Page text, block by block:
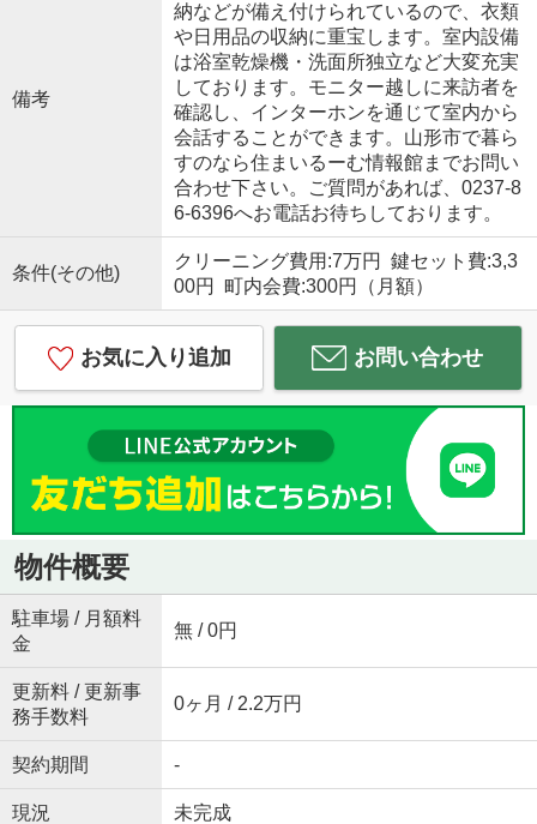
備考
納などが備え付けられているので、衣類
や日用品の収納に重宝します。室内設備
は浴室乾燥機・洗面所独立など大変充実
しております。モニター越しに来訪者を
確認し、インターホンを通じて室内から
会話することができます。山形市で暮ら
すのなら住まいるーむ情報館までお問い
合わせ下さい。ご質問があれば、0237-8
6-6396へお電話お待ちしております。
条件(その他)
クリーニング費用:7万円 鍵セット費:3,3
00円 町内会費:300円（月額）
お気に入り追加 お問い合わせ
物件概要
駐車場 / 月額料
金
無 / 0円
更新料 / 更新事
務手数料
0ヶ月 / 2.2万円
契約期間 -
現況 未完成